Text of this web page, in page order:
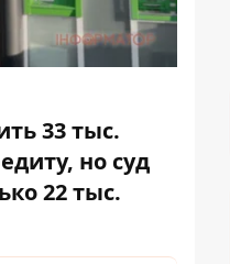
33 тыс.
но суд
22 тыс.